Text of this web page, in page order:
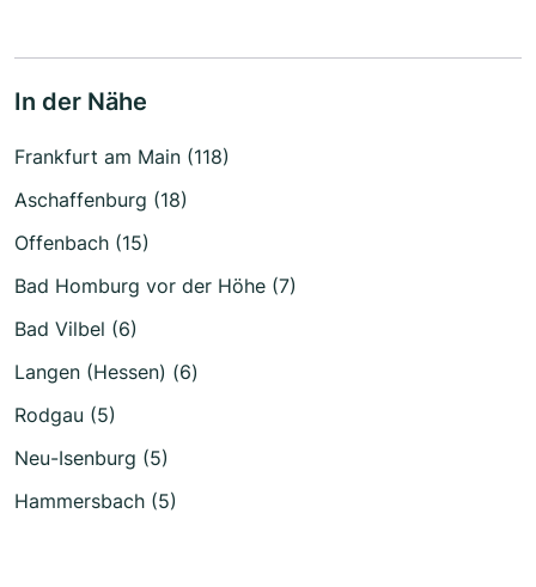
In der Nähe
Frankfurt am Main (118)
Aschaffenburg (18)
Offenbach (15)
Bad Homburg vor der Höhe (7)
Bad Vilbel (6)
Langen (Hessen) (6)
Rodgau (5)
Neu-Isenburg (5)
Hammersbach (5)